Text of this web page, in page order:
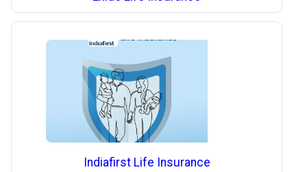
Indiafirst Life Insurance